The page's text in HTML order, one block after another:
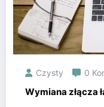
Czysty 0
Wymiana złącza